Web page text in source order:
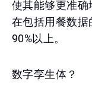
使其能够更准确
在包括用餐数据
90%以上。
数字孪生体？